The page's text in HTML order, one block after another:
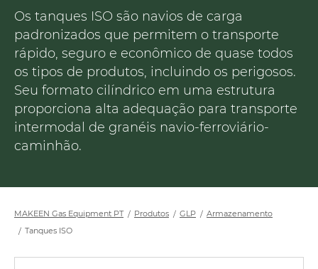
Os tanques ISO são navios de carga
padronizados que permitem o transporte
rápido, seguro e econômico de quase todos
os tipos de produtos, incluindo os perigosos.
Seu formato cilíndrico em uma estrutura
proporciona alta adequação para transporte
intermodal de granéis navio-ferroviário-
caminhão.
MAKEEN Gas Equipment PT Produtos GLP
Armazenamento
Tanques ISO